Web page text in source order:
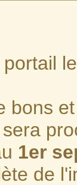
bons
1er
de